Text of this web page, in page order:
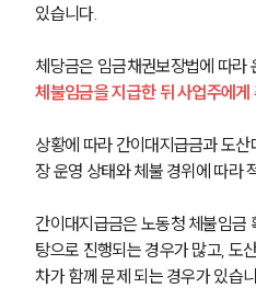
있습니다.
체당금은 임금채권보장법에 따라
체불임금을 지급한 뒤 사업주에게
상황에 따라 간이대지급금과 도
장 운영 상태와 체불 경위에 따라
간이대지급금은 노동청 체불임금
탕으로 진행되는 경우가 많고, 도
차가 함께 문제 되는 경우가 있습